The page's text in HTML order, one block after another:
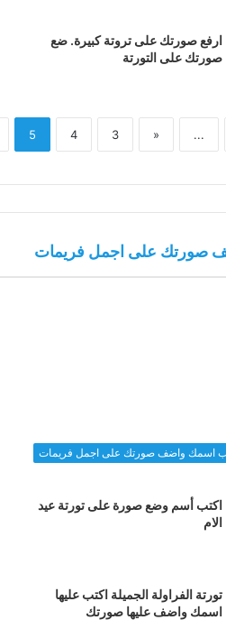
ارفع صورتك على تروتة كبيرة. ضع
صورتك على التورتة
...
«
3
4
5
صورتك على اجمل فريمات
اسمك واضف صورتك على اجمل فريمات
اكتب أسم وضع صورة على تورتة عيد
الام
تورتة الفراولة الجميلة اكتب عليها
اسمك واضف عليها صورتك